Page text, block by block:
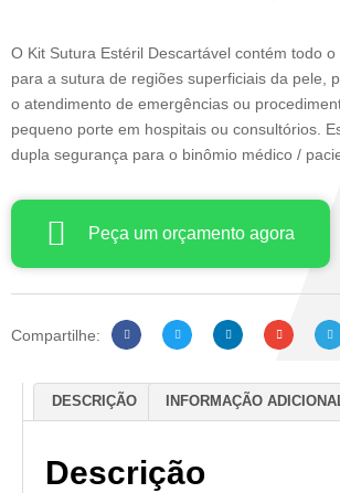
O Kit Sutura Estéril Descartável contém todo
para a sutura de regiões superficiais da pele,
o atendimento de emergências ou
pequeno porte em hospitais ou consultórios.
dupla segurança para o binômio médico /
Peça um orçamento agora
Compartilhe:
DESCRIÇÃO INFORMAÇÃO
Descrição